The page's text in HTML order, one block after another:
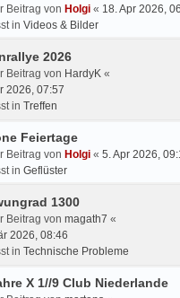
Beitrag von Holgi « 18. Apr 2026,
in Videos & Bilder
2026
Beitrag von HardyK «
2026, 07:57
in Treffen
Feiertage
Beitrag von Holgi « 5. Apr 2026,
in Geflüster
1300
Beitrag von magath7 «
2026, 08:46
in Technische Probleme
X 1//9 Club Niederlande